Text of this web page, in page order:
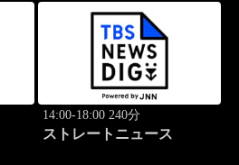
14:00-18:00 240分
ストレートニュース